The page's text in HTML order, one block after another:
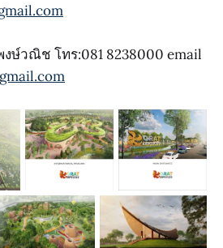
ษ์วณิช โทร:081 8238000 email